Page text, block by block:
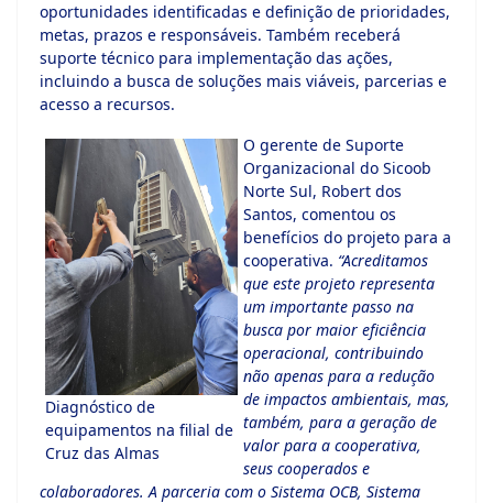
oportunidades identificadas e definição de prioridades,
metas, prazos e responsáveis. Também receberá
suporte técnico para implementação das ações,
incluindo a busca de soluções mais viáveis, parcerias e
acesso a recursos.
Diagnóstico de
equipamentos na filial de
Cruz das Almas
O gerente de Suporte
Organizacional do Sicoob
Norte Sul, Robert dos
Santos, comentou os
benefícios do projeto para a
cooperativa. “Acreditamos
que este projeto representa
um importante passo na
busca por maior eficiência
operacional, contribuindo
não apenas para a redução
de impactos ambientais, mas,
também, para a geração de
valor para a cooperativa,
seus cooperados e
colaboradores. A parceria com o Sistema OCB, Sistema